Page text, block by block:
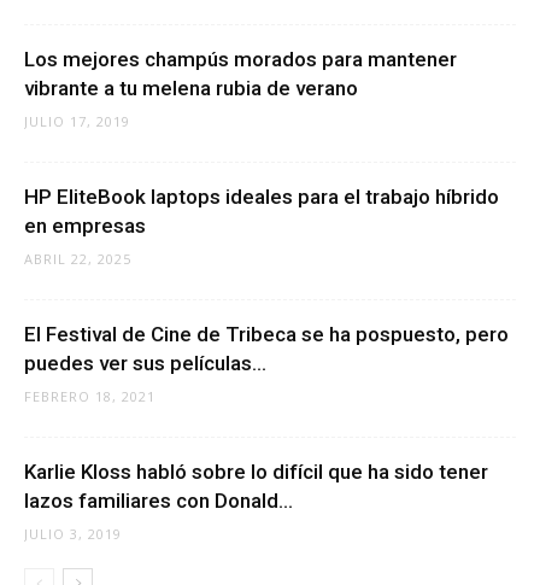
Los mejores champús morados para mantener
vibrante a tu melena rubia de verano
JULIO 17, 2019
HP EliteBook laptops ideales para el trabajo híbrido
en empresas
ABRIL 22, 2025
El Festival de Cine de Tribeca se ha pospuesto, pero
puedes ver sus películas...
FEBRERO 18, 2021
Karlie Kloss habló sobre lo difícil que ha sido tener
lazos familiares con Donald...
JULIO 3, 2019